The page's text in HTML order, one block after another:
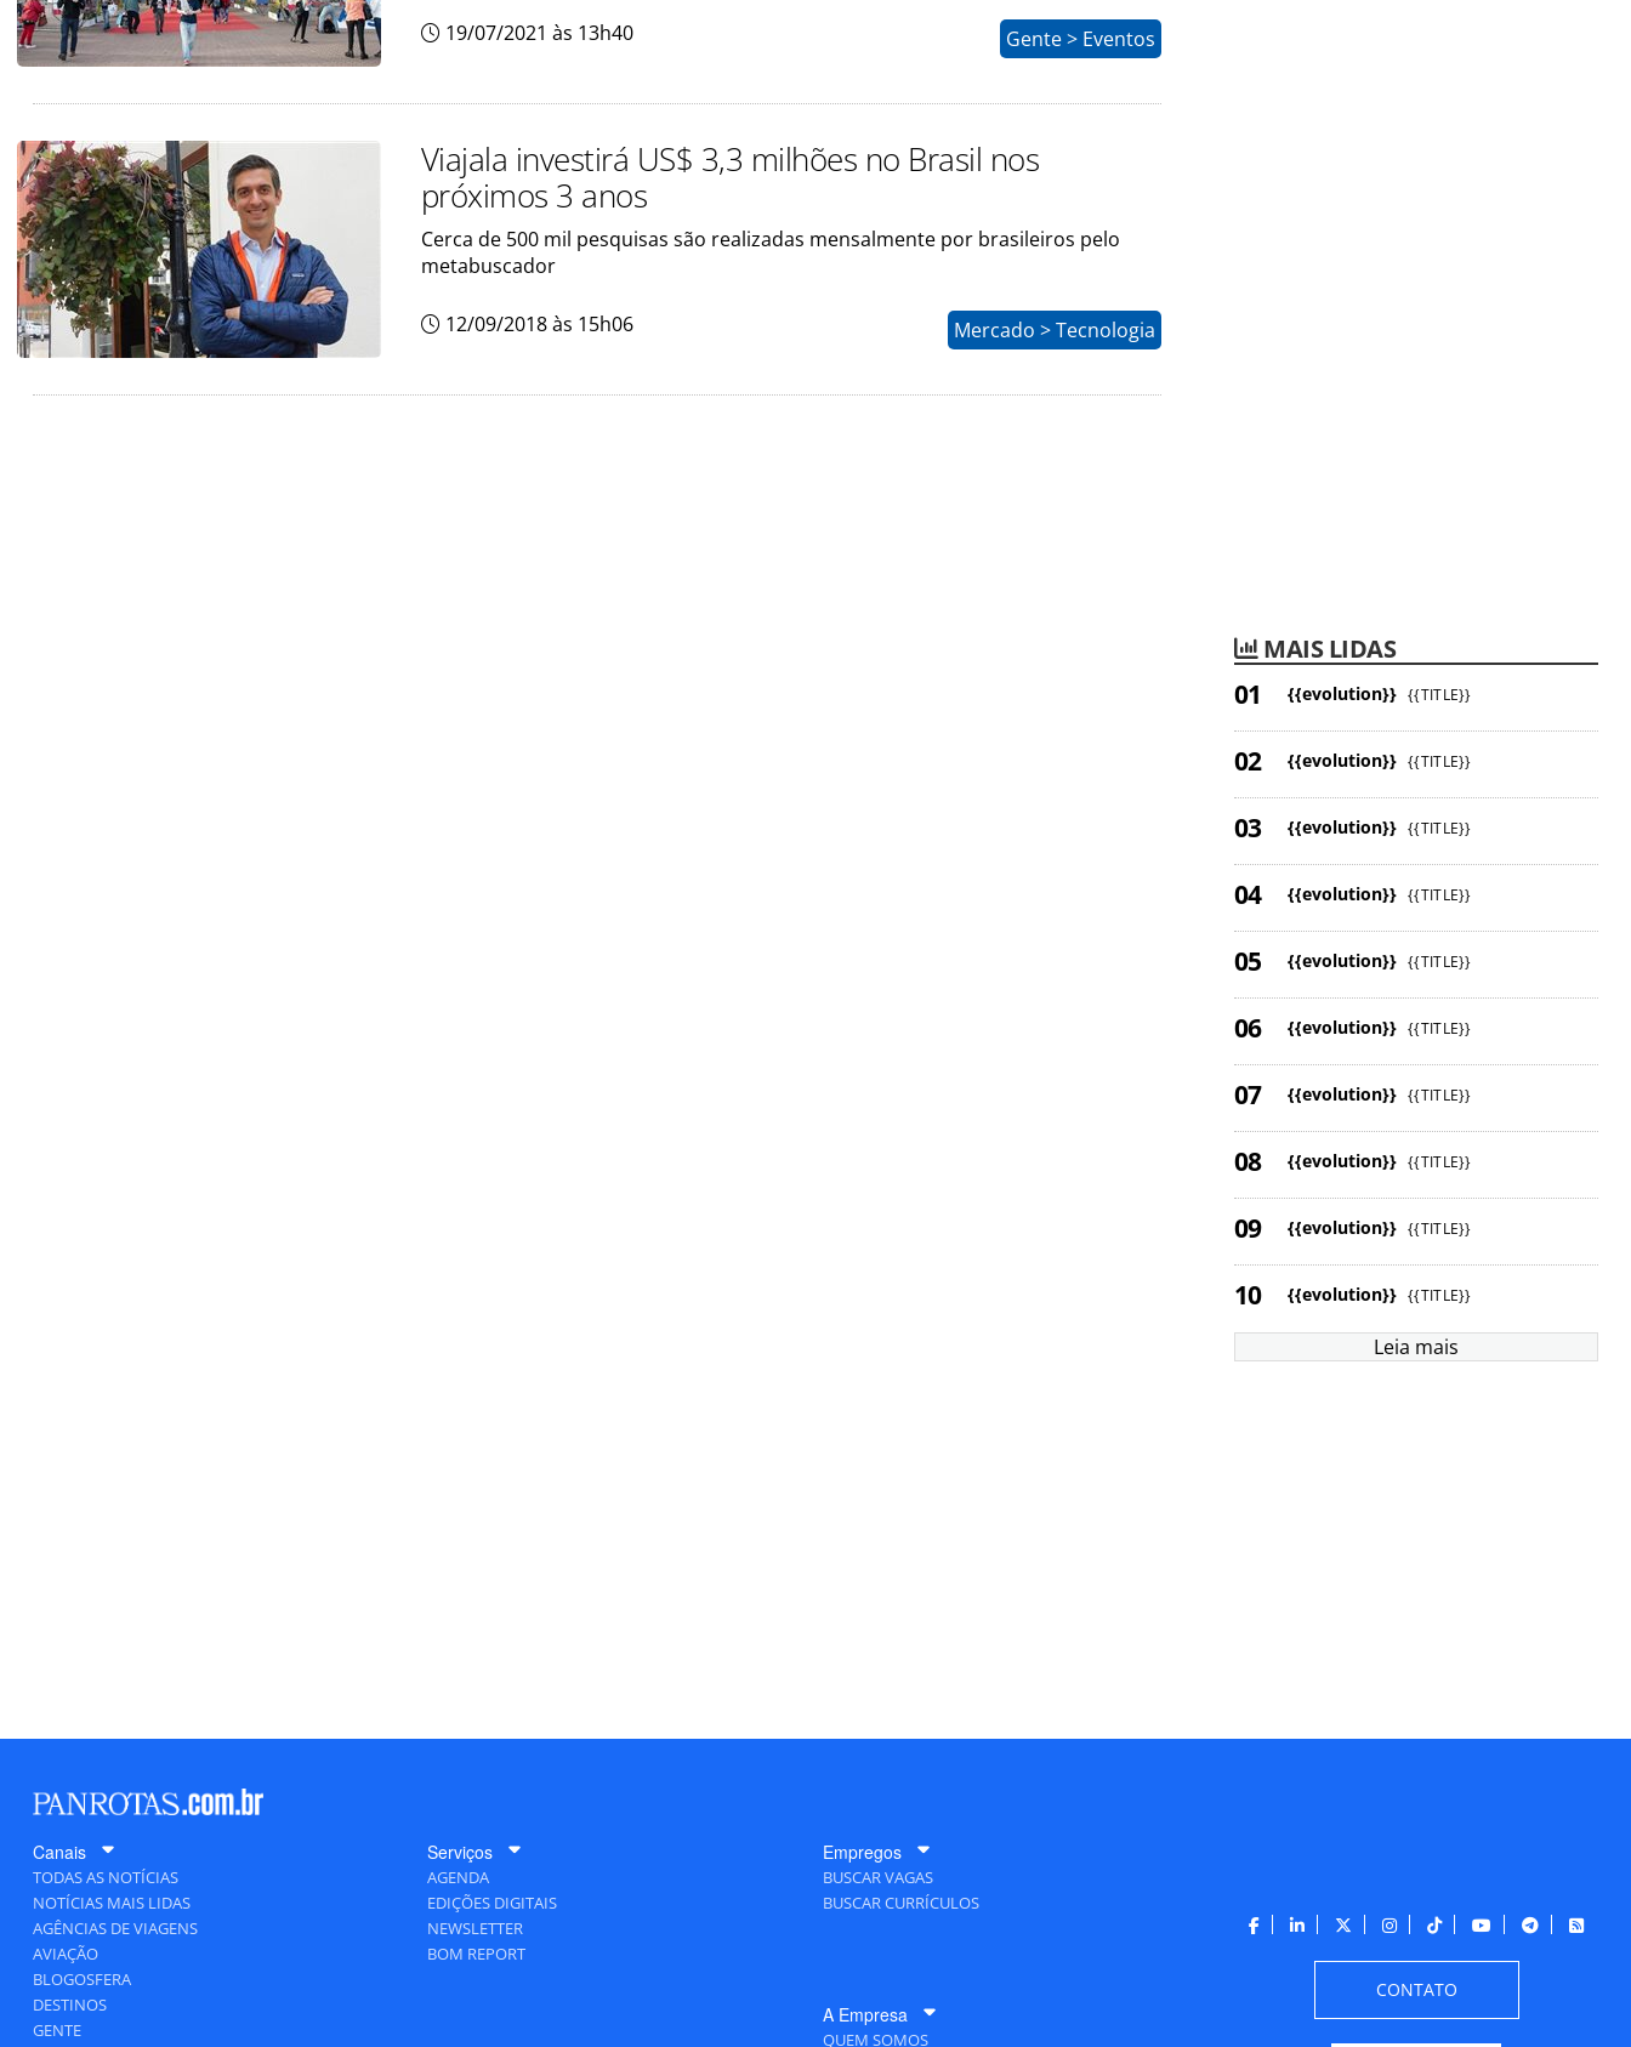
19/07/2021 às 13h40 Gente > Eventos
Viajala investirá US$ 3,3 milhões no Brasil nos
próximos 3 anos
Cerca de 500 mil pesquisas são realizadas mensalmente por brasileiros pelo
metabuscador
12/09/2018 às 15h06 Mercado > Tecnologia
MAIS LIDAS
{{evolution}} {{TITLE}}
{{evolution}} {{TITLE}}
{{evolution}} {{TITLE}}
{{evolution}} {{TITLE}}
{{evolution}} {{TITLE}}
{{evolution}} {{TITLE}}
{{evolution}} {{TITLE}}
{{evolution}} {{TITLE}}
{{evolution}} {{TITLE}}
{{evolution}} {{TITLE}}
Leia mais
Canais
TODAS AS NOTÍCIAS
NOTÍCIAS MAIS LIDAS
AGÊNCIAS DE VIAGENS
AVIAÇÃO
BLOGOSFERA
DESTINOS
GENTE
Serviços
AGENDA
EDIÇÕES DIGITAIS
NEWSLETTER
BOM REPORT
Empregos
BUSCAR VAGAS
BUSCAR CURRÍCULOS
A Empresa
QUEM SOMOS
CONTATO